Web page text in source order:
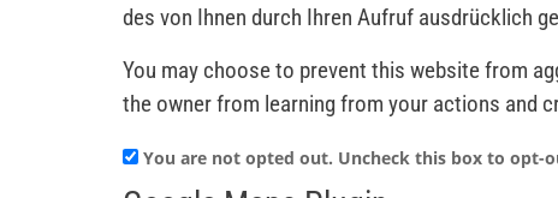
des von Ihnen durch Ihren Aufruf ausdrücklich
You may choose to prevent this website from
the owner from learning from your actions and
You are not opted out. Uncheck this box to opt-